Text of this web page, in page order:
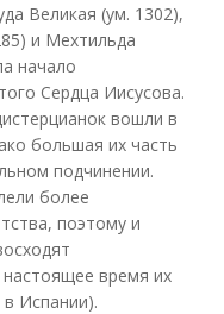
Великая (ум. 1302),
и Мехтильда
начало
Сердца Иисусова.
вошли в
большая их часть
подчинении.
более
поэтому и
время их
Испании).